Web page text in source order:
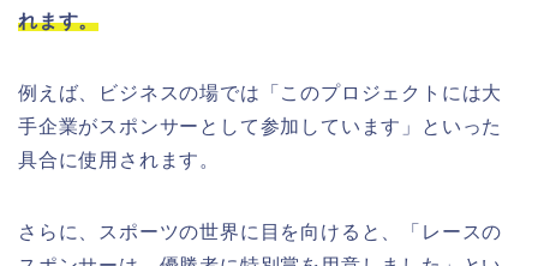
れます。
例えば、ビジネスの場では「このプロジェクトには大
手企業がスポンサーとして参加しています」といった
具合に使用されます。
さらに、スポーツの世界に目を向けると、「レースの